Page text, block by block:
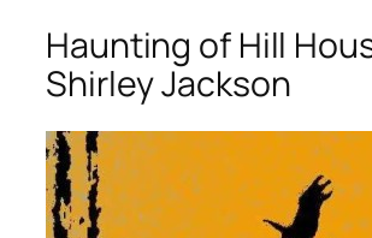
Haunting of Hill
Shirley Jackson